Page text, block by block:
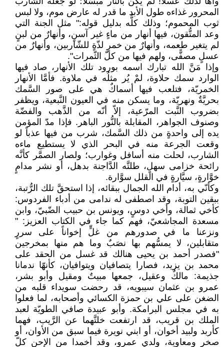
المحرور غذاءه طول الأبد ما قدر له عارض موم، ولا لبس
ثوب المحموم؛ وذلك كلُّه بدليل قوله:" مثل الجنة التي
وعد المتُّقون، فيها أنهار من ماءٍ غير آسنٍ، وأنهارٌ من لبنٍ
لم يتغير طعمه، وأنهارٌ من خمرٍ لذّةٍ للشّاربين، وأنهارٌ من
عسلٍ مصفًّى، ولهم فيها من كلّ الثّمرات".
وإذا مَنَّ الله تبارك اسمه بورود تلك الأنهار، صاد فيها
الوارد سمك حلاوة، لمْ يُر مثلُه في ملاوة. فأمَّا الأنهار
الخمريّة، فتلعب فيها أسماكٌ هي على صور السَّمك
بحريَّةٌ ونهريّة، وما يسكن منه في العيون النَّبعية، ويظفر
بضروب النَّبت المرّعية، إلاّ أنّه من الذَّهب والفضّة
وصنوف الجواهر، المقابلة بالنُّور الباهر. فإذا مدّ المؤمن
يده إلى واحدةٍ من ذلك السَّمك، شرب من فيها عذباً لو
وقعت الجرعة منه في البحر الذي لا يستطيع ماءه
الشارب، لحلت منه أسافل وغوارب؛ ولصار الصمَّر كأنَّه
رائحة خزامى سهلٍ، طلتَّه الدَّاجنة بدهل، أو نشر مدامٍ
خوَّارةٍ، سيَّارةٍ في القلل سوَّارة.
وكأنّي به، أدام الله الجمال ببقائه، إذا استحقَّ تلك الرُّتبة،
ببقين التوبة، وقد اصطفى له ندامى من أدباء الفردوس:
كأخي ثمالة، وأخي دوسٍ، ويونس بن حبيب الضّبيّ، وابن
مسعدة المجاشعيّ، فهم كما جاء في الكتاب العزيز: "
ونزعنا ما في صدورهم من غلٍّ إخواناً على سررٍ
متقابلين، لا يمسُّهم بها نصَبٌ وما هم منها بمخرجين
"فصدر أحمد بن يحيى هنالك قد غسل من الحقد على
محمد بن يزيد، فصارا يتصافيان ويتوافيان، كأنهّا ندمانا
جذيمة: مالكٌ وعقيل، جمعها مبيتٌ ومقيل وأبو بشر،
عمرو بن عثمان سيبويه، قد رحضت سويداء قلبه من
الضغن على علي بن حمزة الكسائي وأصحابه، لما فعلوا
به في مجلس البرامكة. وأبو عبيدة صافي الطويّة لعبد
الملك بن قريب، قد ارتفعت خلتَّهما عن الرَّيب، فهما
كأربد ولبيد أخوان، أو ابني نويرة فيما سبق من الأوان، أو
صخرٍ ومعاوية، ولدي عمرو، وقد أخمدا من الإحن كلّ